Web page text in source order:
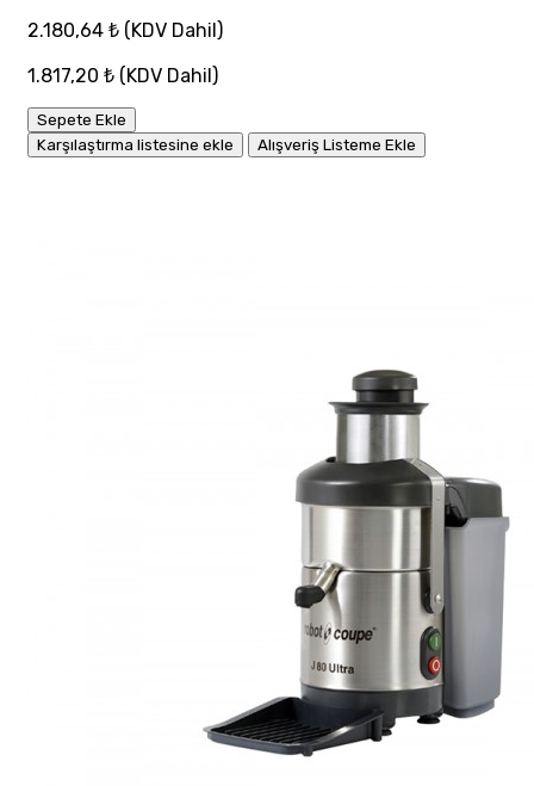
2.180,64 ₺ (KDV Dahil)
1.817,20 ₺ (KDV Dahil)
Sepete Ekle
Karşılaştırma listesine ekle
Alışveriş Listeme Ekle